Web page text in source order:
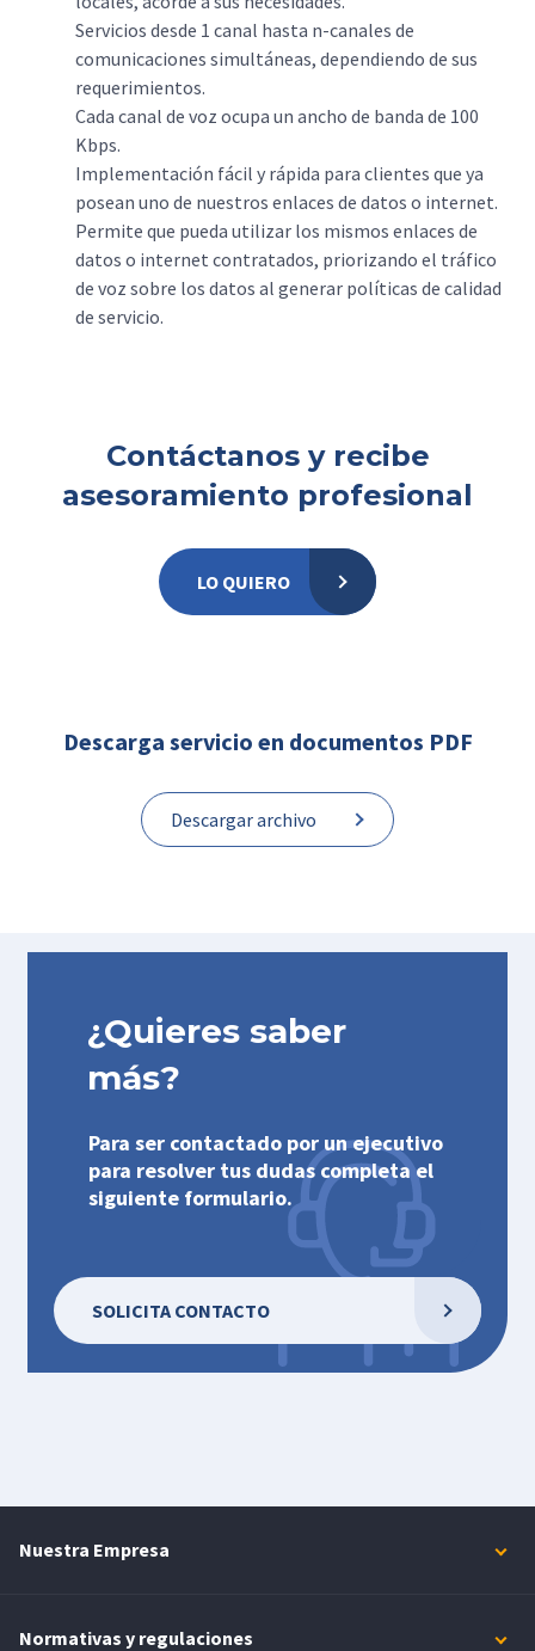
Servicios desde 1 canal hasta n-canales de
comunicaciones simultáneas, dependiendo de sus
requerimientos.
Cada canal de voz ocupa un ancho de banda de 100
Kbps.
Implementación fácil y rápida para clientes que ya
posean uno de nuestros enlaces de datos o internet.
Permite que pueda utilizar los mismos enlaces de
datos o internet contratados, priorizando el tráfico
de voz sobre los datos al generar políticas de calidad
de servicio.
Contáctanos y recibe
asesoramiento profesional
LO QUIERO
Descarga servicio en documentos PDF
Descargar archivo
¿Quieres saber
más?
Para ser contactado por un ejecutivo
para resolver tus dudas completa el
siguiente formulario.
SOLICITA CONTACTO
Nuestra Empresa
Normativas y regulaciones